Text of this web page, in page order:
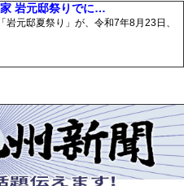
岩元邸祭りでに…
元邸夏祭り」が、令和7年8月23日、